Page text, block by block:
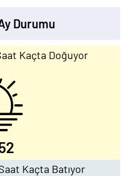
Durumu
Kaçta Doğuyor
Kaçta Batıyor